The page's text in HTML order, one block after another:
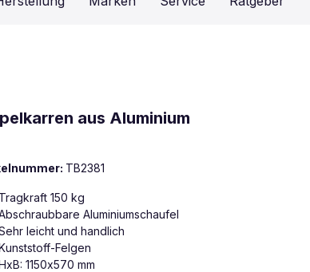
aus Aluminium
TB2381
Tragkraft 150 kg
Aluminiumschaufel
leicht und handlich
Felgen
1150x570 mm